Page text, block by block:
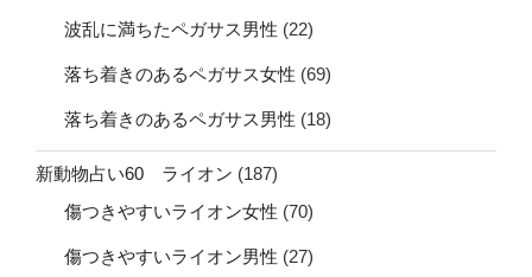
波乱に満ちたペガサス男性 (22)
落ち着きのあるペガサス女性 (69)
落ち着きのあるペガサス男性 (18)
新動物占い60 ライオン (187)
傷つきやすいライオン女性 (70)
傷つきやすいライオン男性 (27)